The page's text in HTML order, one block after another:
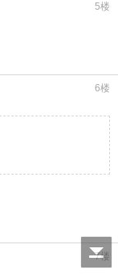
5楼
6楼
7楼